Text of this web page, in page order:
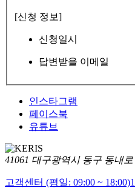
[신청 정보]
신청일시
답변받을 이메일
인스타그램
페이스북
유튜브
41061 대구광역시 동구 동내
고객센터 (평일: 09:00 ~ 18:00)